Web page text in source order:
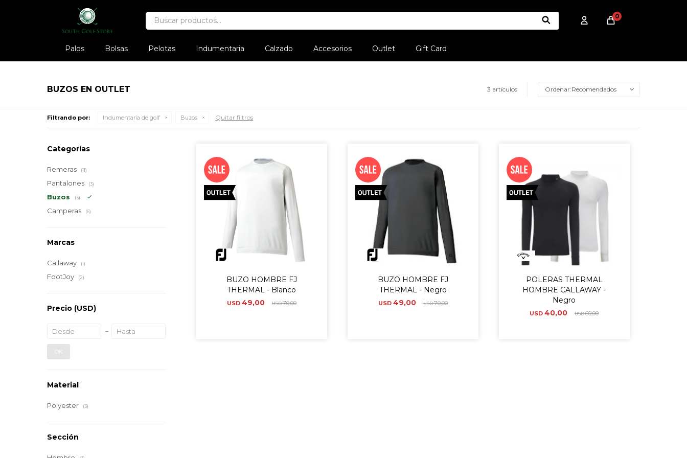
Palos Bolsas Pelotas Indumentaria Calzado Accesorios Outlet Gift Card
0
BUZOS EN OUTLET 3 artículos Recomendados
Filtrando por: Indumentaria de golf Buzos Quitar filtros
BUZO HOMBRE FJ
THERMAL - Blanco
USD 49,00 USD70,00
BUZO HOMBRE FJ
THERMAL - Negro
USD 49,00 USD70,00
POLERAS THERMAL
HOMBRE CALLAWAY -
Negro
USD 40,00 USD60,00
Categorías
Remeras (11)
Pantalones (3)
Buzos (3)
Camperas (6)
Marcas
Callaway (1)
FootJoy (2)
Precio (USD)
OK
Material
Polyester (3)
Sección